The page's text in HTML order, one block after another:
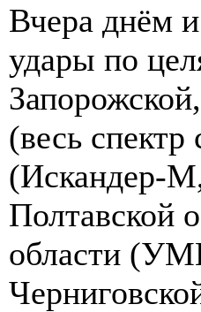
Вчера днём
удары по
(весь спектр
(Искандер-
Полтавской
области